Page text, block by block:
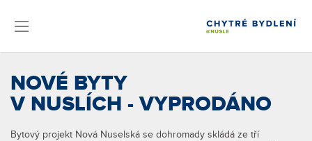
NOVÉ BYTY
V NUSLÍCH - VYPRODÁNO
Bytový projekt Nová Nuselská se dohromady skládá ze tří